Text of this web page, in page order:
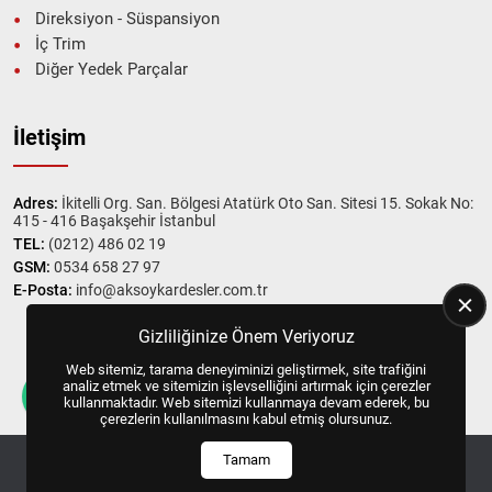
Direksiyon - Süspansiyon
İç Trim
Diğer Yedek Parçalar
İletişim
Adres: İkitelli Org. San. Bölgesi Atatürk Oto San. Sitesi 15. Sokak No:
415 - 416 Başakşehir İstanbul
TEL: (0212) 486 02 19
GSM: 0534 658 27 97
E-Posta: info@aksoykardesler.com.tr
Copyright © 2025, All Right ReservedUS YAZILIM
HEMEN ARA
Gizliliğinize Önem Veriyoruz
Web sitemiz, tarama deneyiminizi geliştirmek, site trafiğini
analiz etmek ve sitemizin işlevselliğini artırmak için çerezler
kullanmaktadır. Web sitemizi kullanmaya devam ederek, bu
çerezlerin kullanılmasını kabul etmiş olursunuz.
Tamam